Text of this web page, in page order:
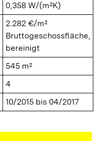
0,358 W/(m²K)
2.282 €/m²
Bruttogeschossfläche,
bereinigt
545 m²
4
10/2015 bis 04/2017